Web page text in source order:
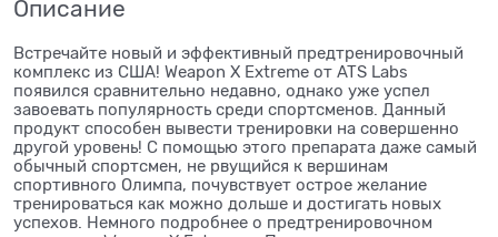
Описание
Встречайте новый и эффективный предтренировочный
комплекс из США! Weapon X Extreme от ATS Labs
появился сравнительно недавно, однако уже успел
завоевать популярность среди спортсменов. Данный
продукт способен вывести тренировки на совершенно
другой уровень! С помощью этого препарата даже самый
обычный спортсмен, не рвущийся к вершинам
спортивного Олимпа, почувствует острое желание
тренироваться как можно дольше и достигать новых
успехов. Немного подробнее о предтренировочном